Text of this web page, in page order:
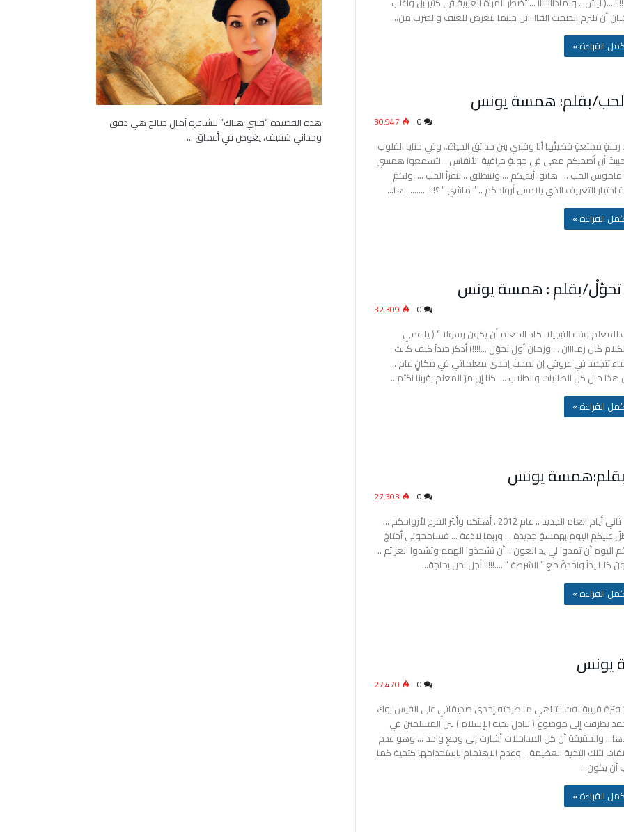
أن تلتزم الصمت القاااااتل حينما تتعرض للعنف والضرب من…
القراءة »‬
30٬947
رحلةٍ ممتعةٍ قضيتُها أنا وقلبي بين حدائق الحياة.. وفي حنايا القلوب
أن أصحبكم معي في جولةٍ خرافية الأنفاس .. لتسمعوا همسي
الحب … هاتوا أيديكم … ولننطلق .. لنقرأ الحب …. ولكم
اختيار التعريف الذي يلامس أرواحكم .. ” ماشي ” ؟!!! ………. ها…
القراءة »‬
32٬309
وفه التبجيلا كاد المعلم أن يكون رسولا “ ( يا عمي
كان زماااان … وزمان أول تحوّل …!!!!) أذكر جيداً كيف كانت
تتجمد في عروقي إن لمحتُ إحدى معلماتي في مكانٍ عام …
هذا حال كل الطالبات والطلاب … كنا إن مرّ المعلم بقربنا نكتم…
القراءة »‬
27٬303
مع ثاني أيام العام الجديد .. عام 2012.. أهنئكم وأنثر الفرح لأرواحكم …
عليكم اليوم بهمسةٍ جديدة … وربما لاذعة … فسامحوني أحتاجُ
اليوم أن تمدوا لي يد العون .. أن تشحذوا الهمم وتشدوا العزائم ..
كلنا يداً واحدةً مع ” الشرطة ” ….!!!!! أجل نحن بحاجة…
القراءة »‬
27٬470
فترة قريبة لفت انتباهي ما طرحته إحدى صديقاتي على الفيس بوك
تطرقت إلى موضوع ( تبادل تحية الإسلام ) بين المسلمين في
والحقيقة أن كل المداخلات أشارت إلى وجعٍ واحد … وهو عدم
لتلك التحية العظيمة .. وعدم الاهتمام باستخدامها كتحية كما
أن يكون…
القراءة »‬
هذه القصيدة “قلبي هناك” للشاعرة آمال صالح هي دفق
وجداني شفيف، يغوص في أعماق …